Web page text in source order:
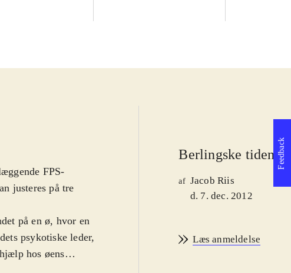
FPS-
justeres på tre
på en ø, hvor en
psykotiske leder,
hos øens
Berlingske tidende
af Jacob Riis
d. 7. dec. 2012
Læs anmeldelse
Feedback